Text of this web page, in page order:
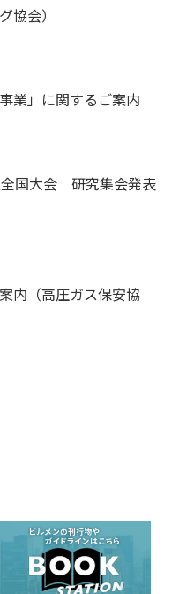
協会）
業」に関するご案内
国大会 研究集会発表
内（高圧ガス保安協